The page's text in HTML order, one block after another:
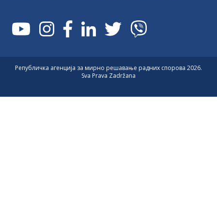
Републичка aгенција за мирно решавање радних спорова 2026.
Sva Prava Zadržana